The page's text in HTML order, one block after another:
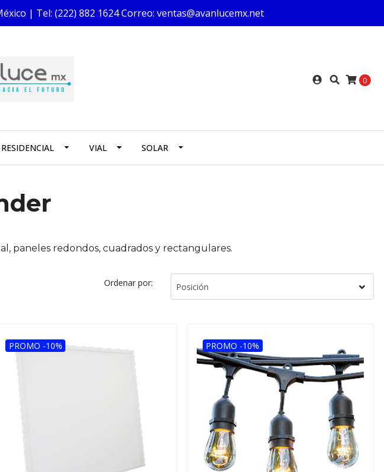
| Tel: (222) 882 1624 Correo: ventas@avanlucemx.net
0
RESIDENCIAL VIAL SOLAR
paneles redondos, cuadrados y rectangulares.
Ordenar por:
PROMO -10% PROMO -10%